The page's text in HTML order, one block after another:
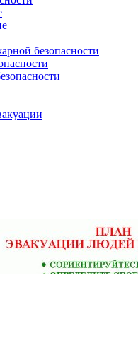
безопасности